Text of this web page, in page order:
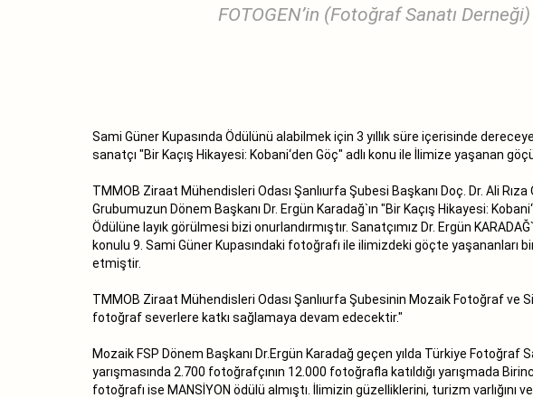
FOTOGEN’in (Fotoğraf Sanatı
Sami Güner Kupasında Ödülünü alabilmek için 3 yıllık süre içerisinde
sanatçı "Bir Kaçış Hikayesi: Kobani‘den Göç" adlı konu ile İlimize yaşanan
TMMOB Ziraat Mühendisleri Odası Şanlıurfa Şubesi Başkanı Doç. Dr. Ali
Grubumuzun Dönem Başkanı Dr. Ergün Karadağ`ın "Bir Kaçış Hikayesi:
Ödülüne layık görülmesi bizi onurlandırmıştır. Sanatçımız Dr. Ergün
konulu 9. Sami Güner Kupasındaki fotoğrafı ile ilimizdeki göçte yaşananları
etmiştir.
TMMOB Ziraat Mühendisleri Odası Şanlıurfa Şubesinin Mozaik Fotoğraf
fotoğraf severlere katkı sağlamaya devam edecektir."
Mozaik FSP Dönem Başkanı Dr.Ergün Karadağ‎ geçen yılda Türkiye Fotoğraf
yarışmasında 2.700 fotoğrafçının 12.000 fotoğrafla katıldığı yarışmada
fotoğrafı ise MANSİYON ödülü almıştı. İlimizin güzelliklerini, turizm